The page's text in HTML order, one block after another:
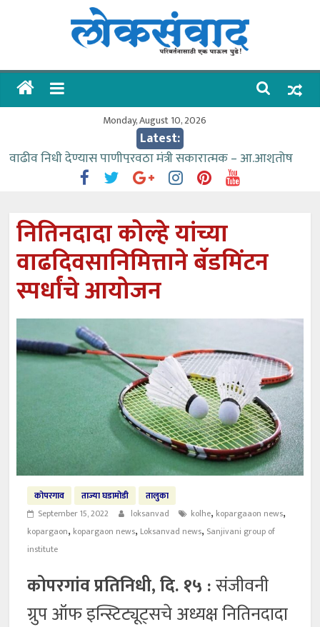
लोकसंवाद
ताज्या
Monday, August 10, 2026
Latest:
वाढीव निधी देण्यास पाणीपुरवठा मंत्री सकारात्मक – आ.आशुतोष
ईच्छा आणि मेहनतीच्या बळावर यश मिळवता येते – शिवप्रसाद
पंडोरे
गौतम बँकेसारखी दुसरी बँक महाराष्ट्रात नाही – आमदार काळे
संजीवनीच्या विद्यार्थ्यांनी घेतली विमानतळ कार्यप्रणालीची माहिती
नितिनदादा कोल्हे यांच्या
वाढदिवसानिमित्ताने बॅडमिंटन
स्पर्धांचे आयोजन
कोपरगाव ताज्या घडामोडी
तालुका
September 15, 2022
loksanvad kolhe, kopargaaon news,
kopargaon, kopargaon news, Loksanvad news, Sanjivani group of
institute
कोपरगांव प्रतिनिधी, दि. १५ :संजीवनी
ग्रुप ऑफ इन्स्टिट्यूट्सचे अध्यक्ष नितिनदादा